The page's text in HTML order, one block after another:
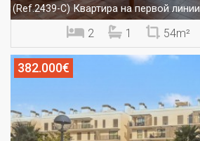
(Ref.2439-C) Квартира на первой линии
2 1 54m²
382.000€